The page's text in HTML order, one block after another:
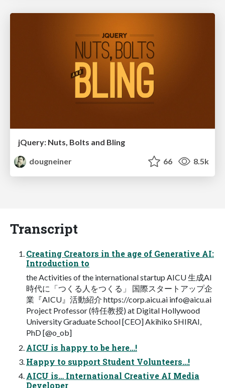
jQuery: Nuts, Bolts and Bling
dougneiner
66 8.5k
Transcript
Creating Creators in the age of Generative AI:
Introduction to
the Activities of the international startup AICU ⽣成AI
時代に「つくる⼈をつくる」 国際スタートアップ企
業『AICU』活動紹介 https://corp.aicu.ai info@aicu.ai
Project Professor (特任教授) at Digital Hollywood
University Graduate School [CEO] Akihiko SHIRAI,
PhD [@o_ob]
AICU is happy to be here…!
Happy to support Student Volunteers…!
AICU is… International Creative AI Media
Developer